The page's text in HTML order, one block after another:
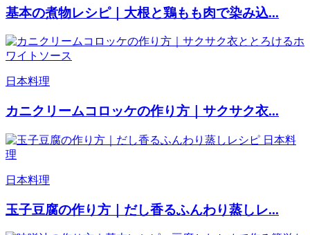
基本の煮物レシピ｜大根と鶏もも肉で染み込...
日本料理
カニクリームコロッケの作り方｜サクサク衣...
日本料理
玉子豆腐の作り方｜だし香るふんわり蒸しレ...